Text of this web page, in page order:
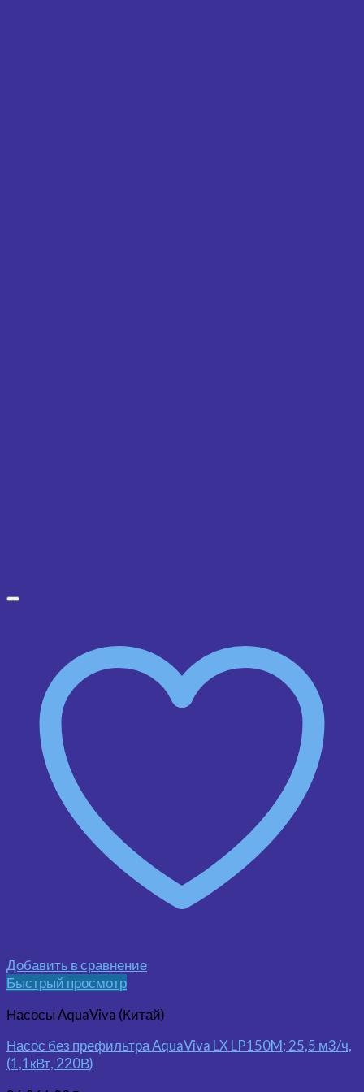
Добавить в сравнение
Быстрый просмотр
Насосы AquaViva (Китай)
Насос без префильтра AquaViva LX LP150M; 25,5 м3/ч,
(1,1кВт, 220В)